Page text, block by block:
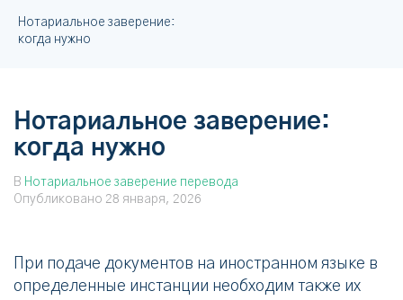
Нотариальное заверение:
когда нужно
Нотариальное заверение:
когда нужно
В Нотариальное заверение перевода
Опубликовано 28 января, 2026
При подаче документов на иностранном языке в
определенные инстанции необходим также их